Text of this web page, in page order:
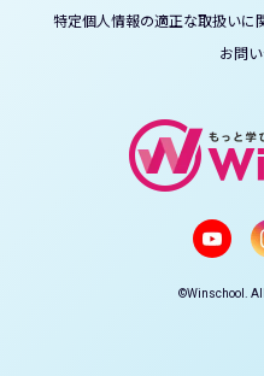
特定個人情報の適正な取扱いに
お問
©Winschool. All